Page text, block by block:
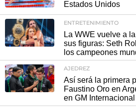
Estados Unidos
ENTRETENIMIENTO
La WWE vuelve a
sus figuras: Seth
los campeones
AJEDREZ
Así será la primera
Faustino Oro en
en GM Internacional